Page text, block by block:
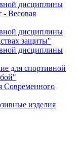
дисциплины
- Весовая
дисциплины
защиты"
дисциплины
для спортивной
Современного
изделия